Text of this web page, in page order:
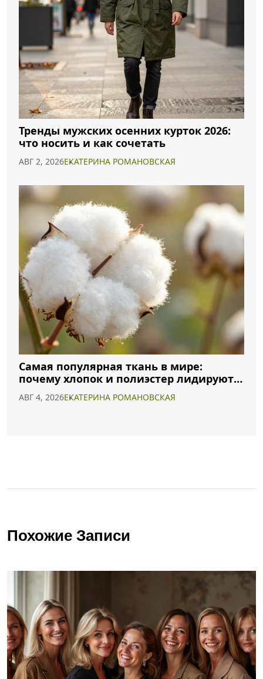
Тренды мужских осенних курток 2026:
что носить и как сочетать
АВГ 2, 2026ЕКАТЕРИНА РОМАНОВСКАЯ
Самая популярная ткань в мире:
почему хлопок и полиэстер лидируют в
2026 году
АВГ 4, 2026ЕКАТЕРИНА РОМАНОВСКАЯ
Похожие Записи